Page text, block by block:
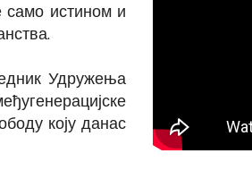
само истином и
Удружења
коју данас